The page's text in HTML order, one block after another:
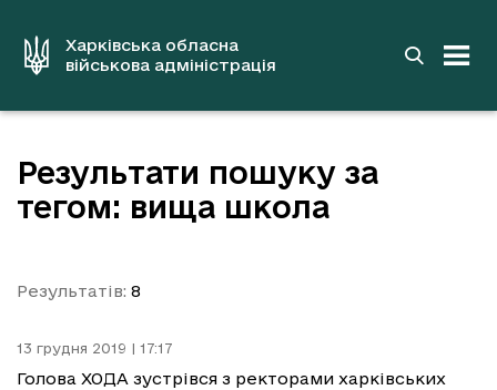
вмістуХарківська обласна
військова адміністрація
Результати пошуку за
тегом: вища школа
Результатів: 8
13 грудня 2019 | 17:17
Голова ХОДА зустрівся з ректорами харківських